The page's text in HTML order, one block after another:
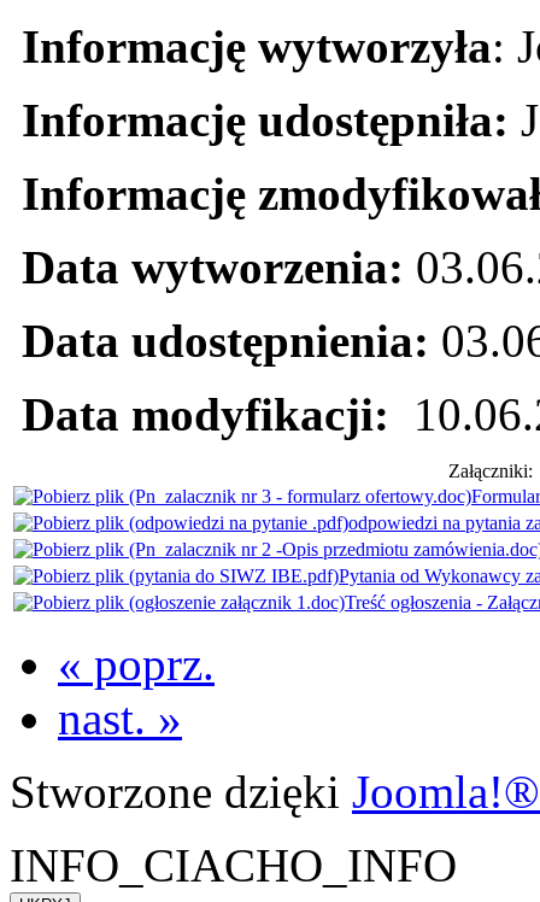
Informację wytworzyła:
Informację udostępniła:
Informację
Data wytworzenia:
Data udostępnienia:
Data modyfikacji:
Załączniki:
odpowiedzi na pytania
Pytania od Wykonawcy
Treść ogłoszenia -
« poprz.
nast. »
Stworzone dzięki Joomla!®
INFO_CIACHO_INFO